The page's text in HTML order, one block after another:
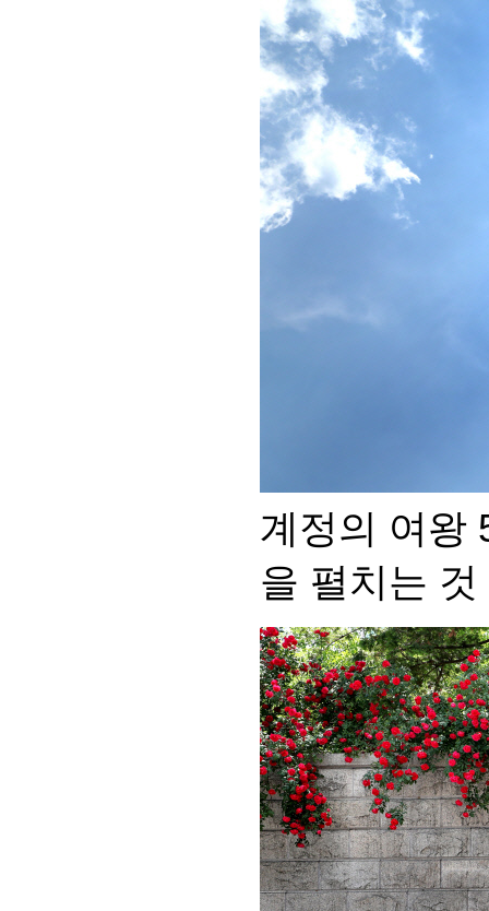
계정의 여왕
을 펼치는